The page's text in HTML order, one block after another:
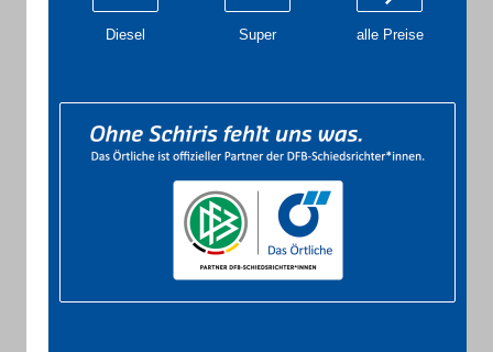
Diesel Super alle Preise